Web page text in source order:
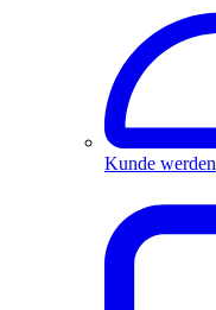
Kunde werden